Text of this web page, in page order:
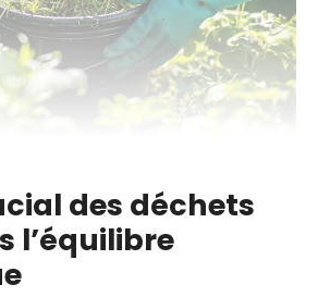
des déchets
l’équilibre